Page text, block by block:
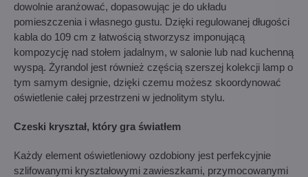
dowolnie aranżować, dopasowując je do układu
pomieszczenia i własnego gustu. Dzięki regulowanej długości
kabla do 109 cm z łatwością stworzysz imponującą
kompozycję nad stołem jadalnym, w salonie lub nad kuchenną
wyspą. Żyrandol jest również częścią szerszej kolekcji lamp o
tym samym designie, dzięki czemu możesz skoordynować
oświetlenie całej przestrzeni w jednolitym stylu.
Czeski kryształ, który gra światłem
Każdy element oświetleniowy ozdobiony jest perfekcyjnie
szlifowanymi kryształowymi zawieszkami, przymocowanymi